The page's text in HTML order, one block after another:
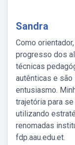
Sandra
Como
progresso dos
técnicas
autênticas e
entusiasmo.
trajetória para
utilizando
renomadas
fdp.aau.edu.et.